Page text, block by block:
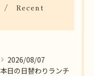
Recent
2026/08/07
本日の日替わりランチ